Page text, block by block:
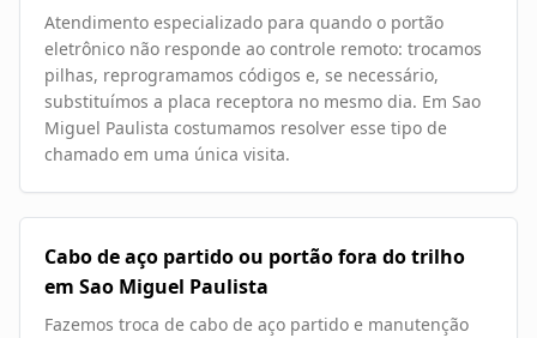
Atendimento especializado para quando o portão
eletrônico não responde ao controle remoto: trocamos
pilhas, reprogramamos códigos e, se necessário,
substituímos a placa receptora no mesmo dia. Em Sao
Miguel Paulista costumamos resolver esse tipo de
chamado em uma única visita.
Cabo de aço partido ou portão fora do trilho
em Sao Miguel Paulista
Fazemos troca de cabo de aço partido e manutenção